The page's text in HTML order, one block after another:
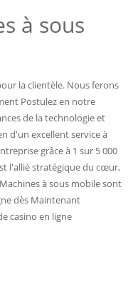
à sous
la clientèle. Nous ferons
Postulez en notre
de la technologie et
d'un excellent service à
grâce à 1 sur 5 000
l'allié stratégique du cœur,
à sous mobile sont
dès Maintenant
casino en ligne